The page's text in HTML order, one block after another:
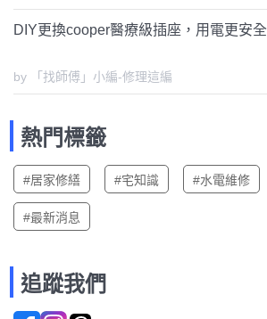
DIY更換cooper醫療級插座，用電更安全
by 「找師傅」小編-修理這編
熱門標籤
#居家修繕 #宅知識 #水電維修
#最新消息
追蹤我們